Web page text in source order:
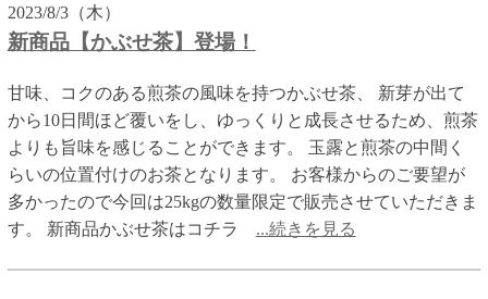
2023/8/3（木）
新商品【かぶせ茶】登場！
甘味、コクのある煎茶の風味を持つかぶせ茶、 新芽が出て
から10日間ほど覆いをし、ゆっくりと成長させるため、煎茶
よりも旨味を感じることができます。 玉露と煎茶の中間く
らいの位置付けのお茶となります。 お客様からのご要望が
多かったので今回は25kgの数量限定で販売させていただきま
す。 新商品かぶせ茶はコチラ ...続きを見る